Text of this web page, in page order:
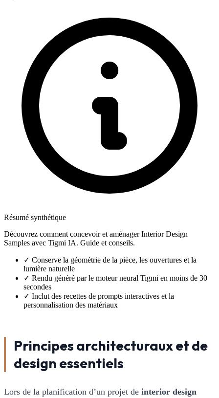
Résumé synthétique
Découvrez comment concevoir et aménager Interior Design
Samples avec Tigmi IA. Guide et conseils.
✓ Conserve la géométrie de la pièce, les ouvertures et la
lumière naturelle
✓ Rendu généré par le moteur neural Tigmi en moins de 30
secondes
✓ Inclut des recettes de prompts interactives et la
personnalisation des matériaux
Principes architecturaux et de
design essentiels
Lors de la planification d’un projet de interior design